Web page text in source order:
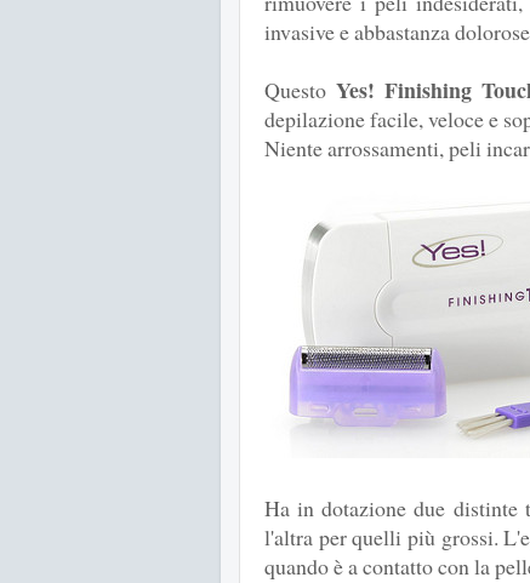
invasive e abbastanza
Questo Yes! Finishing
depilazione facile, veloce e
Niente arrossamenti, peli
Ha in dotazione due
l'altra per quelli più grossi.
quando è a contatto con la